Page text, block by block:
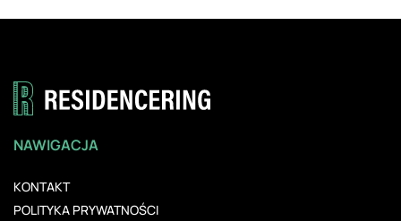
NAWIGACJA
KONTAKT
POLITYKA PRYWATNOŚCI